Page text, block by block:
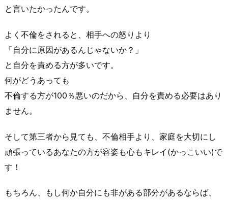
と言いたかったんです。
よく 不倫をされると、相手への怒りより
「自分に原因があるんじゃないか？」
と自分を責める方が多いです。
何がどうあっても
不倫する方が100％悪いのだから、自分を責める必要はあり
ません。
そして第三者から見ても、 不倫相手より、家庭を大切にし
頑張っているあなたの方が容姿も心もキレイ(かっこいい)で
す！
もちろん、もし何か自分にも非がある部分があるならば、